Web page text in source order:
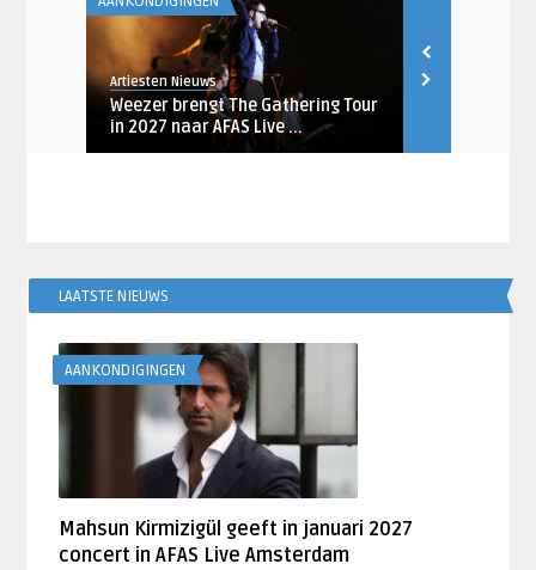
Artiesten Nieuws
Weezer brengt The Gathering Tour
in 2027 naar AFAS Live ...
LAATSTE NIEUWS
AANKONDIGINGEN
Mahsun Kirmizigül geeft in januari 2027
concert in AFAS Live Amsterdam